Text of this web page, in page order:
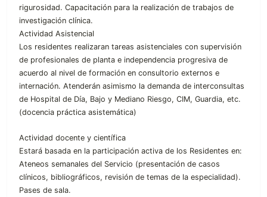
rigurosidad. Capacitación para la realización de trabajos de
investigación clínica.
Actividad Asistencial
Los residentes realizaran tareas asistenciales con supervisión
de profesionales de planta e independencia progresiva de
acuerdo al nivel de formación en consultorio externos e
internación. Atenderán asimismo la demanda de interconsultas
de Hospital de Día, Bajo y Mediano Riesgo, CIM, Guardia, etc.
(docencia práctica asistemática)
Actividad docente y científica
Estará basada en la participación activa de los Residentes en:
Ateneos semanales del Servicio (presentación de casos
clínicos, bibliográficos, revisión de temas de la especialidad).
Pases de sala.